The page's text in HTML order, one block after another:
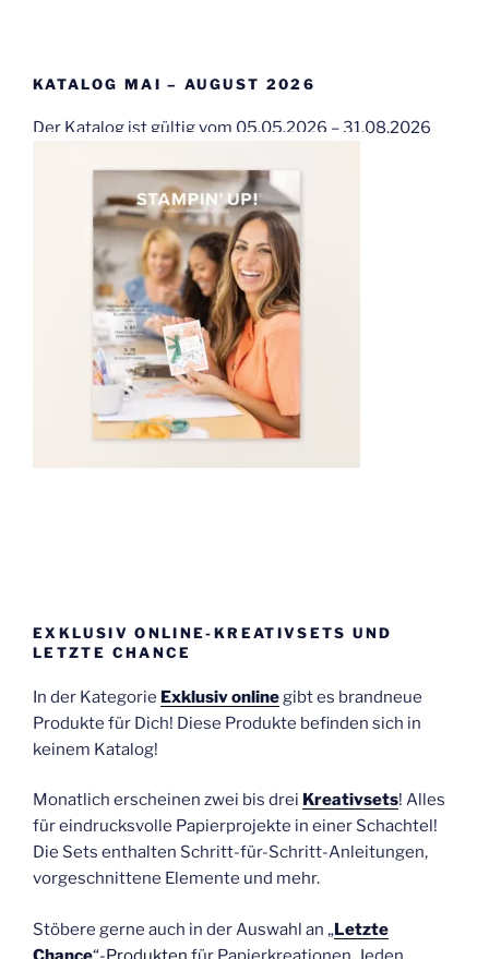
KATALOG MAI – AUGUST 2026
Der Katalog ist gültig vom 05.05.2026 – 31.08.2026
EXKLUSIV ONLINE-KREATIVSETS UND
LETZTE CHANCE
In der Kategorie Exklusiv onlinegibt es brandneue
Produkte für Dich! Diese Produkte befinden sich in
keinem Katalog!
Monatlich erscheinen zwei bis drei Kreativsets! Alles
für eindrucksvolle Papierprojekte in einer Schachtel!
Die Sets enthalten Schritt-für-Schritt-Anleitungen,
vorgeschnittene Elemente und mehr.
Stöbere gerne auch in der Auswahl an „Letzte